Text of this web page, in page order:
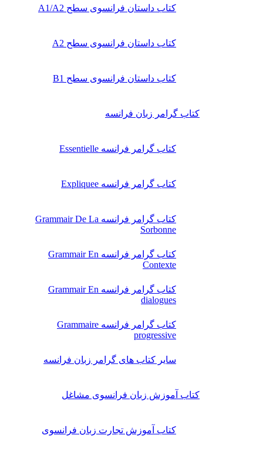
کتاب داستان فرانسوی سطح A1/A2
کتاب داستان فرانسوی سطح A2
کتاب داستان فرانسوی سطح B1
کتاب گرامر زبان فرانسه
کتاب گرامر فرانسه Essentielle
کتاب گرامر فرانسه Expliquee
کتاب گرامر فرانسه Grammair De La
Sorbonne
کتاب گرامر فرانسه Grammair En
Contexte
کتاب گرامر فرانسه Grammair En
dialogues
کتاب گرامر فرانسه Grammaire
progressive
سایر کتاب های گرامر زبان فرانسه
کتاب آموزش زبان فرانسوی مشاغل
کتاب آموزش تجارت زبان فرانسوی